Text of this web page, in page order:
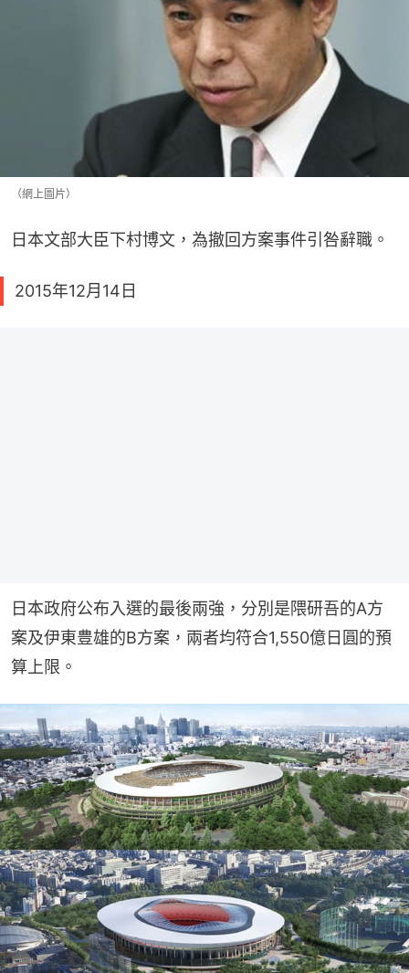
（網上圖片）
日本文部大臣下村博文，為撤回方案事件引咎辭職。
2015年12月14日
日本政府公布入選的最後兩強，分別是隈研吾的A方
案及伊東豊雄的B方案，兩者均符合1,550億日圓的預
算上限。